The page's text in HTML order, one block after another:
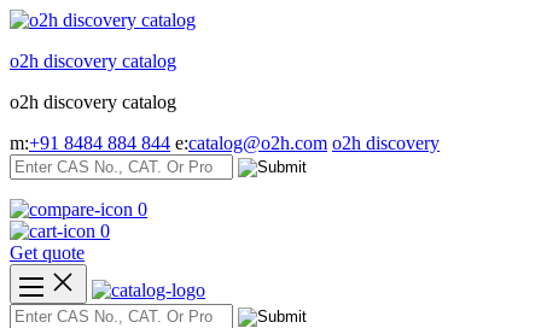
Skip
content
o2h discovery catalog
o2h discovery catalog
m:+91 8484 884 844 e:catalog@o2h.com o2h discovery
0
0
Get quote